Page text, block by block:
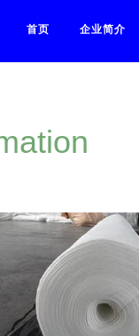
首页 企业简介